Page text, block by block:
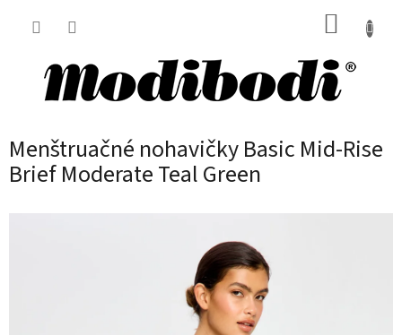
Menštruačné nohavičky Basic Mid-Rise
Brief Moderate Teal Green